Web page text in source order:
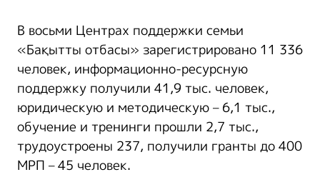
В восьми Центрах поддержки семьи
«Бақытты отбасы» зарегистрировано 11 336
человек, информационно-ресурсную
поддержку получили 41,9 тыс. человек,
юридическую и методическую – 6,1 тыс.,
обучение и тренинги прошли 2,7 тыс.,
трудоустроены 237, получили гранты до 400
МРП – 45 человек.